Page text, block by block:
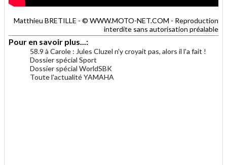
Matthieu BRETILLE - © WWW.MOTO-NET.COM - Reproduction
interdite sans autorisation préalable
Pour en savoir plus...:
58.9 à Carole : Jules Cluzel n'y croyait pas, alors il l'a fait !
Dossier spécial Sport
Dossier spécial WorldSBK
Toute l'actualité YAMAHA